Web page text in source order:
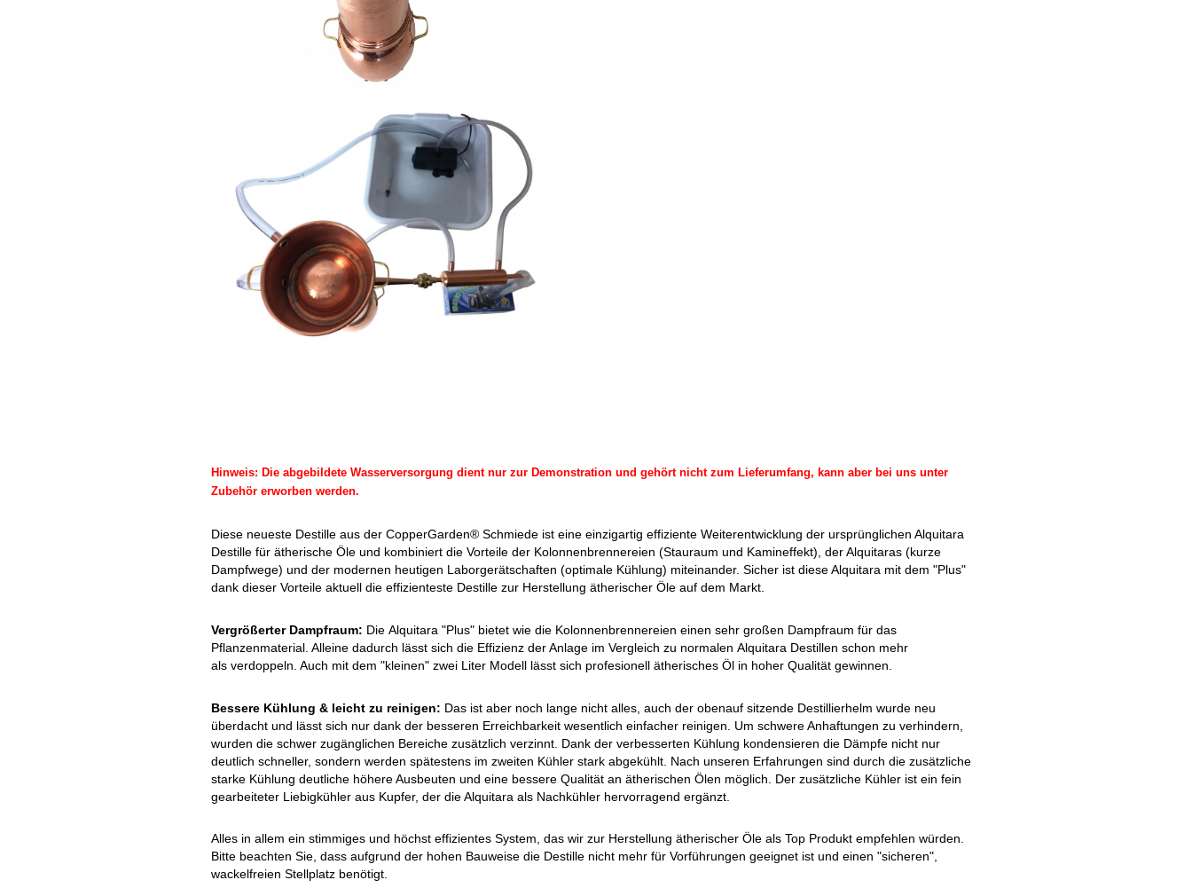
Hinweis: Die abgebildete Wasserversorgung dient nur zur Demonstration und gehört nicht zum Lieferumfang, kann aber bei uns unter
Zubehör erworben werden.
Diese neueste Destille aus der CopperGarden® Schmiede ist eine einzigartig effiziente Weiterentwicklung der ursprünglichen Alquitara
Destille für ätherische Öle und kombiniert die Vorteile der Kolonnenbrennereien (Stauraum und Kamineffekt), der Alquitaras (kurze
Dampfwege) und der modernen heutigen Laborgerätschaften (optimale Kühlung) miteinander. Sicher ist diese Alquitara mit dem "Plus"
dank dieser Vorteile aktuell die effizienteste Destille zur Herstellung ätherischer Öle auf dem Markt.
Vergrößerter Dampfraum: Die Alquitara "Plus" bietet wie die Kolonnenbrennereien einen sehr großen Dampfraum für das
Pflanzenmaterial. Alleine dadurch lässt sich die Effizienz der Anlage im Vergleich zu normalen Alquitara Destillen schon mehr
als verdoppeln. Auch mit dem "kleinen" zwei Liter Modell lässt sich profesionell ätherisches Öl in hoher Qualität gewinnen.
Bessere Kühlung & leicht zu reinigen: Das ist aber noch lange nicht alles, auch der obenauf sitzende Destillierhelm wurde neu
überdacht und lässt sich nur dank der besseren Erreichbarkeit wesentlich einfacher reinigen. Um schwere Anhaftungen zu verhindern,
wurden die schwer zugänglichen Bereiche zusätzlich verzinnt. Dank der verbesserten Kühlung kondensieren die Dämpfe nicht nur
deutlich schneller, sondern werden spätestens im zweiten Kühler stark abgekühlt. Nach unseren Erfahrungen sind durch die zusätzliche
starke Kühlung deutliche höhere Ausbeuten und eine bessere Qualität an ätherischen Ölen möglich. Der zusätzliche Kühler ist ein fein
gearbeiteter Liebigkühler aus Kupfer, der die Alquitara als Nachkühler hervorragend ergänzt.
Alles in allem ein stimmiges und höchst effizientes System, das wir zur Herstellung ätherischer Öle als Top Produkt empfehlen würden.
Bitte beachten Sie, dass aufgrund der hohen Bauweise die Destille nicht mehr für Vorführungen geeignet ist und einen "sicheren",
wackelfreien Stellplatz benötigt.